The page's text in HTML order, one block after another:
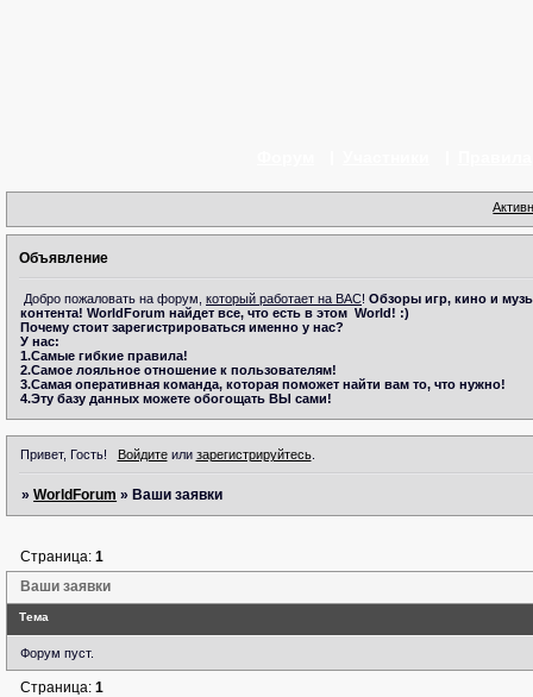
Объявление
Добро пожаловать на форум, который работает на ВАС! Обзоры игр, кино и
контента! WorldForum найдет все, что есть в этом World! :)
Почему стоит зарегистрироваться именно у нас?
У нас:
1.Самые гибкие правила!
2.Самое лояльное отношение к пользователям!
3.Самая оперативная команда, которая поможет найти вам то, что нужно!
4.Эту базу данных можете обогощать ВЫ сами!
Привет, Гость! Войдитеили зарегистрируйтесь.
»WorldForum » Ваши заявки
Ваши заявки
Страница:1
Тема
Форум пуст.
Страница:1